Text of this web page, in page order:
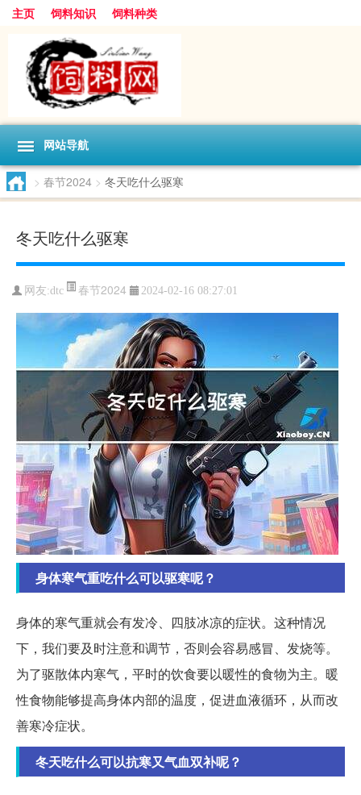
主页 饲料知识 饲料种类
网站导航
> 春节2024 > 冬天吃什么驱寒
冬天吃什么驱寒
网友:dtc 春节2024 2024-02-16 08:27:01
身体寒气重吃什么可以驱寒呢？
身体的寒气重就会有发冷、四肢冰凉的症状。这种情况
下，我们要及时注意和调节，否则会容易感冒、发烧等。
为了驱散体内寒气，平时的饮食要以暖性的食物为主。暖
性食物能够提高身体内部的温度，促进血液循环，从而改
善寒冷症状。
冬天吃什么可以抗寒又气血双补呢？